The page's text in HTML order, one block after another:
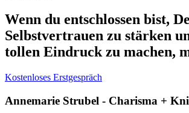
Wenn du entschlossen bist,
Selbstvertrauen zu stärken
tollen Eindruck zu machen,
Kostenloses Erstgespräch
Annemarie Strubel - Charisma +